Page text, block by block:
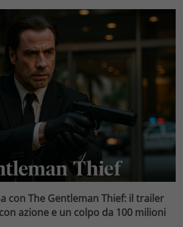
con The Gentleman Thief: il trailer
azione e un colpo da 100 milioni